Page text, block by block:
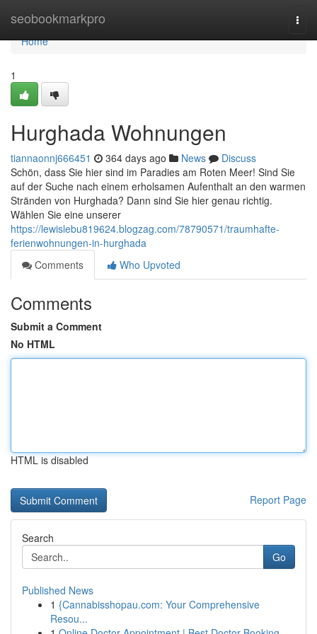
seobookmarkpro
Home
Home
1
Hurghada Wohnungen
tiannaonnj666451 364 days ago News
Discuss
Schön, dass Sie hier sind im Paradies am Roten Meer! Sind Sie
auf der Suche nach einem erholsamen Aufenthalt an den warmen
Stränden von Hurghada? Dann sind Sie hier genau richtig.
Wählen Sie eine unserer
https://lewislebu819624.blogzag.com/78790571/traumhafte-
ferienwohnungen-in-hurghada
Comments
Who Upvoted
Comments
Submit a Comment
No HTML
HTML is disabled
Report Page
Search
Go
Published News
1 {Cannabisshopau.com: Your Comprehensive
Resou...